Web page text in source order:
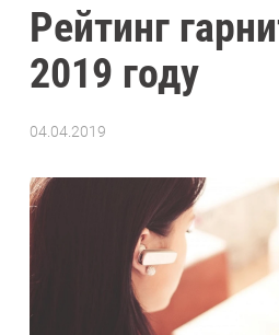
Рейтинг
2019 году
04.04.2019
Касьянова